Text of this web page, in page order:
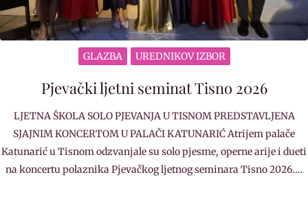
GLAZBA UREDNIKOV IZBOR
Pjevački ljetni seminat Tisno 2026
LJETNA ŠKOLA SOLO PJEVANJA U TISNOM PREDSTAVLJENA
SJAJNIM KONCERTOM U PALAČI KATUNARIĆ Atrijem palače
Katunarić u Tisnom odzvanjale su solo pjesme, operne arije i dueti
na koncertu polaznika Pjevačkog ljetnog seminara Tisno 2026.…